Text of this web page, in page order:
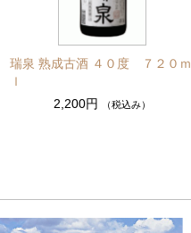
瑞泉 熟成古酒 ４０度 ７２０ｍ
ｌ
2,200円
（税込み）